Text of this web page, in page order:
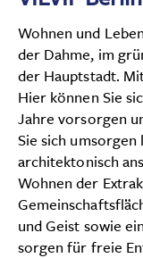
Wohnen und
der Dahme, im
der Hauptstadt.
Hier können Sie
Jahre vorsorgen
Sie sich umsorgen
architektonisch
Wohnen der
und Geist sowie
sorgen für freie